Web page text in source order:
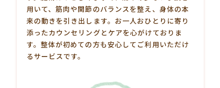
用いて、筋肉や関節のバランスを整え、身体の本
来の動きを引き出します。お一人おひとりに寄り
添ったカウンセリングとケアを心がけておりま
す。整体が初めての方も安心してご利用いただけ
るサービスです。